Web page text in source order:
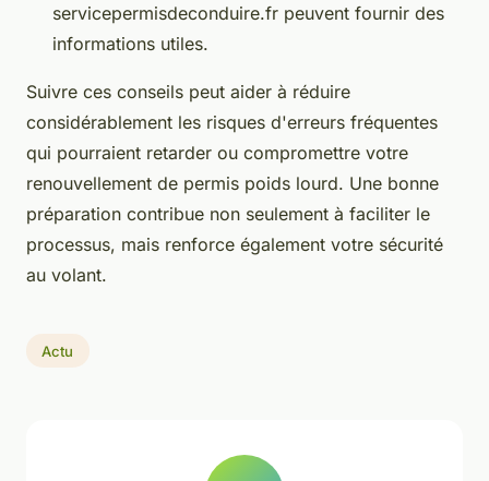
servicepermisdeconduire.fr peuvent fournir des
informations utiles.
Suivre ces conseils peut aider à réduire
considérablement les risques d'erreurs fréquentes
qui pourraient retarder ou compromettre votre
renouvellement de permis poids lourd. Une bonne
préparation contribue non seulement à faciliter le
processus, mais renforce également votre sécurité
au volant.
Actu